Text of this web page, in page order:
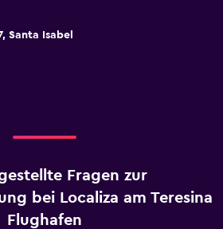
Santa Isabel
Fragen zur
bei Localiza am Teresina
Flughafen